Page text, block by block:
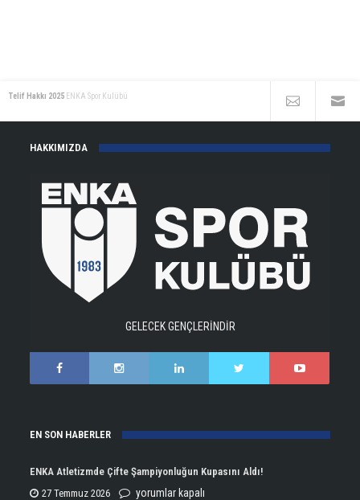
Telif Hakkı 2025 ENKA Spor Kulübü
HAKKIMIZDA
GELECEK GENÇLERİNDİR
EN SON HABERLER
ENKA Atletizmde Çifte Şampiyonluğun Kupasını Aldı!
27 Temmuz 2026
ENKA
yorumlar kapalı